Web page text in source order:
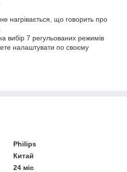
нагрівається, що говорить про
вибір 7 регульованих режимів
налаштувати по своєму
Philips
Китай
24 міс